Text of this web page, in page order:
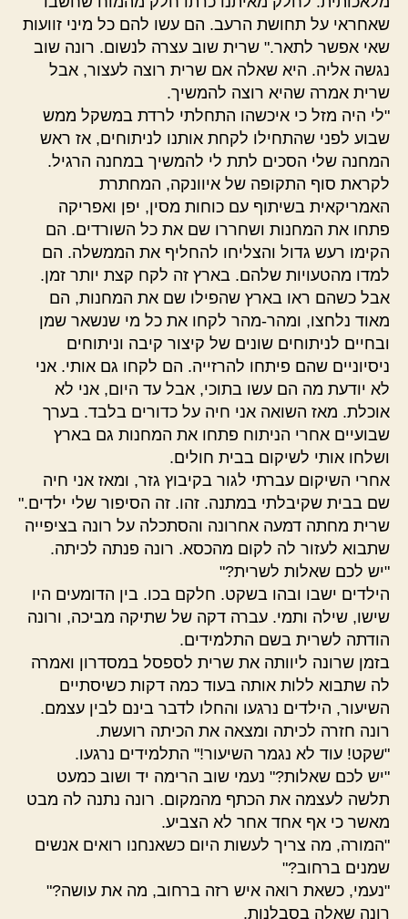
שאחראי על תחושת הרעב. הם עשו להם כל מיני זוועות
שאי אפשר לתאר." שרית שוב עצרה לנשום. רונה שוב
נגשה אליה. היא שאלה אם שרית רוצה לעצור, אבל
שרית אמרה שהיא רוצה להמשיך.
"לי היה מזל כי איכשהו התחלתי לרדת במשקל ממש
שבוע לפני שהתחילו לקחת אותנו לניתוחים, אז ראש
המחנה שלי הסכים לתת לי להמשיך במחנה הרגיל.
לקראת סוף התקופה של איוונקה, המחתרת
האמריקאית בשיתוף עם כוחות מסין, יפן ואפריקה
פתחו את המחנות ושחררו שם את כל השורדים. הם
הקימו רעש גדול והצליחו להחליף את הממשלה. הם
למדו מהטעויות שלהם. בארץ זה לקח קצת יותר זמן.
אבל כשהם ראו בארץ שהפילו שם את המחנות, הם
מאוד נלחצו, ומהר-מהר לקחו את כל מי שנשאר שמן
ובחיים לניתוחים שונים של קיצור קיבה וניתוחים
ניסיוניים שהם פיתחו להרזייה. הם לקחו גם אותי. אני
לא יודעת מה הם עשו בתוכי, אבל עד היום, אני לא
אוכלת. מאז השואה אני חיה על כדורים בלבד. בערך
שבועיים אחרי הניתוח פתחו את המחנות גם בארץ
ושלחו אותי לשיקום בבית חולים.
אחרי השיקום עברתי לגור בקיבוץ גזר, ומאז אני חיה
שם בבית שקיבלתי במתנה. זהו. זה הסיפור שלי ילדים."
שרית מחתה דמעה אחרונה והסתכלה על רונה בציפייה
שתבוא לעזור לה לקום מהכסא. רונה פנתה לכיתה.
"יש לכם שאלות לשרית?"
הילדים ישבו ובהו בשקט. חלקם בכו. בין הדומעים היו
שישו, שילה ותמי. עברה דקה של שתיקה מביכה, ורונה
הודתה לשרית בשם התלמידים.
בזמן שרונה ליוותה את שרית לספסל במסדרון ואמרה
לה שתבוא ללות אותה בעוד כמה דקות כשיסתיים
השיעור, הילדים נרגעו והחלו לדבר בינם לבין עצמם.
רונה חזרה לכיתה ומצאה את הכיתה רועשת.
"שקט! עוד לא נגמר השיעור!" התלמידים נרגעו.
"יש לכם שאלות?" נעמי שוב הרימה יד ושוב כמעט
תלשה לעצמה את הכתף מהמקום. רונה נתנה לה מבט
מאשר כי אף אחד אחר לא הצביע.
"המורה, מה צריך לעשות היום כשאנחנו רואים אנשים
שמנים ברחוב?"
"נעמי, כשאת רואה איש רזה ברחוב, מה את עושה?"
רונה שאלה בסבלנות.